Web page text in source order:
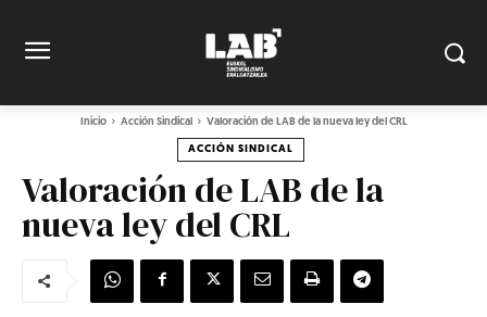
Inicio Acción Sindical Valoración de LAB de la nueva ley del CRL
ACCIÓN SINDICAL
Valoración de LAB de la
nueva ley del CRL